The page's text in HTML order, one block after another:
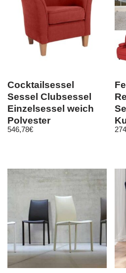
Cocktailsessel
Sessel Clubsessel
Einzelsessel weich
Polyester
Textilsessel
546,78€